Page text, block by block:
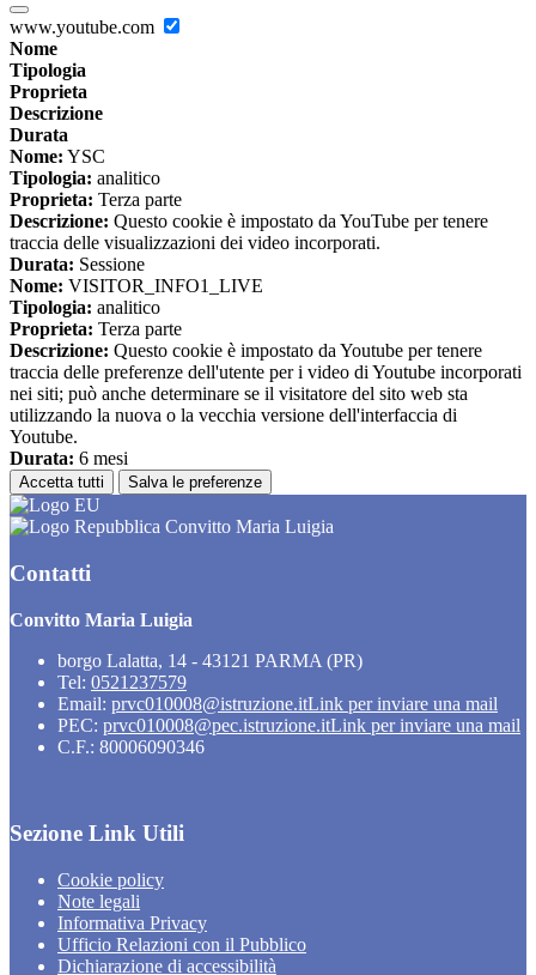
www.youtube.com
Nome
Tipologia
Proprieta
Descrizione
Durata
Nome: YSC
Tipologia: analitico
Proprieta: Terza parte
Descrizione: Questo cookie è impostato da YouTube per tenere
traccia delle visualizzazioni dei video incorporati.
Durata: Sessione
Nome: VISITOR_INFO1_LIVE
Tipologia: analitico
Proprieta: Terza parte
Descrizione: Questo cookie è impostato da Youtube per tenere
traccia delle preferenze dell'utente per i video di Youtube incorporati
nei siti; può anche determinare se il visitatore del sito web sta
utilizzando la nuova o la vecchia versione dell'interfaccia di
Youtube.
Durata: 6 mesi
Accetta tutti Salva le preferenze
Convitto Maria Luigia
Contatti
Convitto Maria Luigia
borgo Lalatta, 14 - 43121 PARMA (PR)
Tel: 0521237579
Email: prvc010008@istruzione.itLink per inviare una mail
PEC: prvc010008@pec.istruzione.itLink per inviare una mail
C.F.: 80006090346
Sezione Link Utili
Cookie policy
Note legali
Informativa Privacy
Ufficio Relazioni con il Pubblico
Dichiarazione di accessibilità